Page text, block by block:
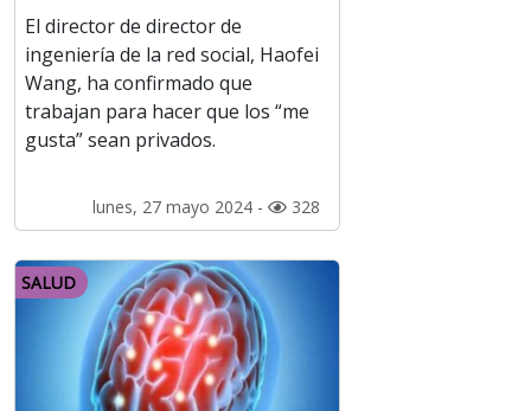
El director de director de
ingeniería de la red social, Haofei
Wang, ha confirmado que
trabajan para hacer que los “me
gusta” sean privados.
lunes, 27 mayo 2024 - 328
SALUD